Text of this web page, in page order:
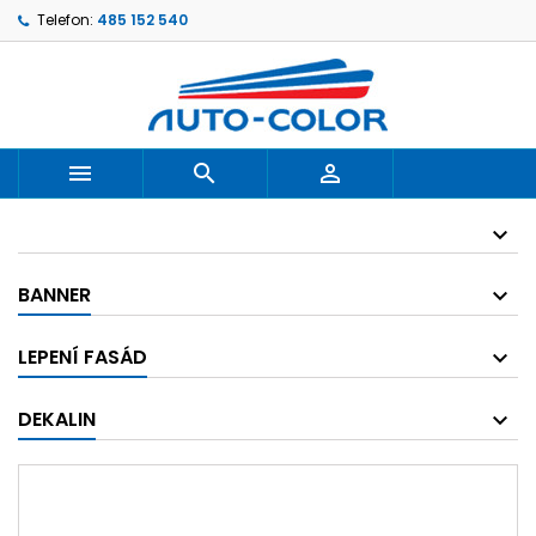
Telefon: 485 152 540
  
BANNER
LEPENÍ FASÁD
DEKALIN